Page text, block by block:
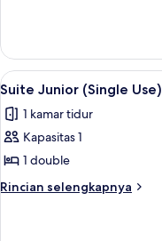
Kamar
Double,
balkon
Lihat
semua
foto
untuk
Suite
Junior
7
Suite Junior (Single Use)
1 kamar tidur
Kapasitas 1
1 double
Rincian selengkapnya
Rincian